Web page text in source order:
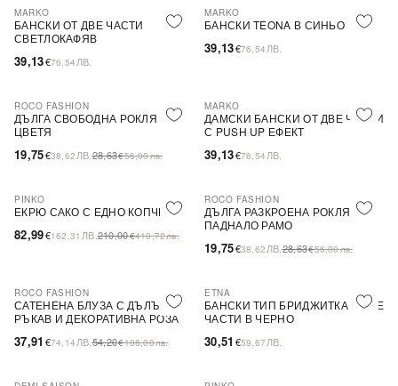
MARKO
БАНСКИ ОТ ДВЕ ЧАСТИ
СВЕТЛОКАФЯВ
39,13€76,54 ЛВ.
MARKO
БАНСКИ TEONA В СИНЬО
39,13€76,54 ЛВ.
-31%
ROCO FASHION
ДЪЛГА СВОБОДНА РОКЛЯ НА
ЦВЕТЯ
19,75€38,62 ЛВ.28,63€56,00лв.
MARKO
ДАМСКИ БАНСКИ ОТ ДВЕ ЧАСТИ
С PUSH UP ЕФЕКТ
39,13€76,54 ЛВ.
-60%
PINKO
ЕКРЮ САКО С ЕДНО КОПЧЕ
82,99€162,31 ЛВ.210,00€410,72лв.
-31%
ROCO FASHION
ДЪЛГА РАЗКРОЕНА РОКЛЯ С
ПАДНАЛО РАМО
19,75€38,62 ЛВ.28,63€56,00лв.
-30%
ROCO FASHION
САТЕНЕНА БЛУЗА С ДЪЛЪГ
РЪКАВ И ДЕКОРАТИВНА РОЗА
37,91 €74,14 ЛВ.54,20€106,00лв.
ETNA
БАНСКИ ТИП БРИДЖИТКА В ДВЕ
ЧАСТИ В ЧЕРНО
30,51 €59,67 ЛВ.